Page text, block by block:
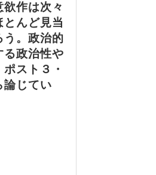
作は次々
んど見当
う。政治的
る政治性や
スト３・
論じてい